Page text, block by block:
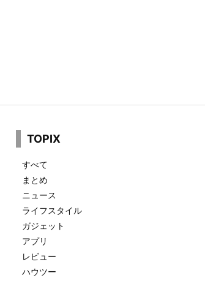
TOPIX
すべて
まとめ
ニュース
ライフスタイル
ガジェット
アプリ
レビュー
ハウツー